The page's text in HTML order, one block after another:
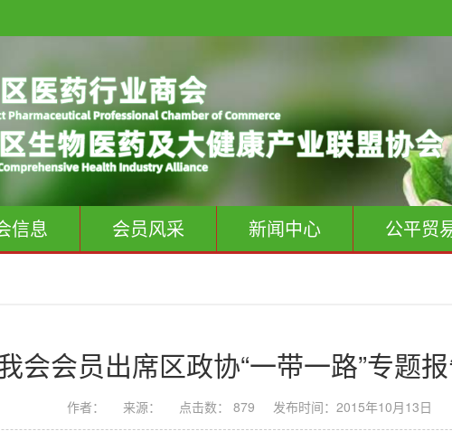
信息 会员风采 新闻中心 公平贸
会会员出席区政协“一带一路”专题
作者： 来源： 点击数： 879 发布时间：2015年10月13日